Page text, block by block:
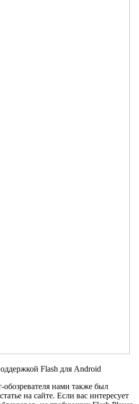
Flash для Android
нами также был
на сайте. Если вас интересует